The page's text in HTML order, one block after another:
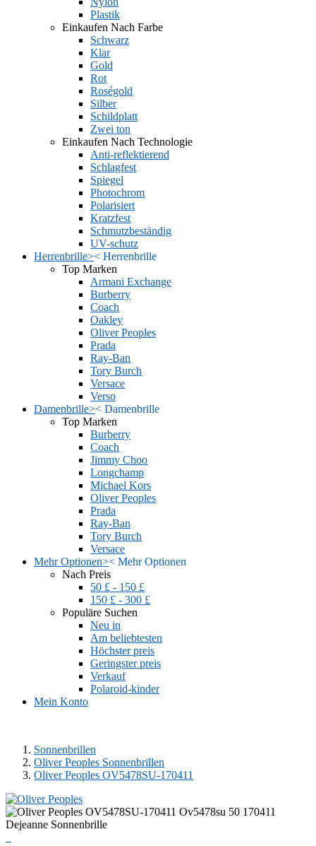
Plastik
Einkaufen Nach Farbe
Schwarz
Klar
Gold
Rot
Roségold
Silber
Schildplatt
Zwei ton
Einkaufen Nach Technologie
Anti-reflektierend
Schlagfest
Spiegel
Photochrom
Polarisiert
Kratzfest
Schmutzbeständig
UV-schutz
Herrenbrille>< Herrenbrille
Top Marken
Armani Exchange
Burberry
Coach
Oakley
Oliver Peoples
Prada
Ray-Ban
Tory Burch
Versace
Verso
Damenbrille>< Damenbrille
Top Marken
Burberry
Coach
Jimmy Choo
Longchamp
Michael Kors
Oliver Peoples
Prada
Ray-Ban
Tory Burch
Versace
Mehr Optionen>< Mehr Optionen
Nach Preis
50 £ - 150 £
150 £ - 300 £
Populäre Suchen
Neu in
Am beliebtesten
Höchster preis
Geringster preis
Verkauf
Polaroid-kinder
Mein Konto
Sonnenbrillen
Oliver Peoples Sonnenbrillen
Oliver Peoples OV5478SU-170411